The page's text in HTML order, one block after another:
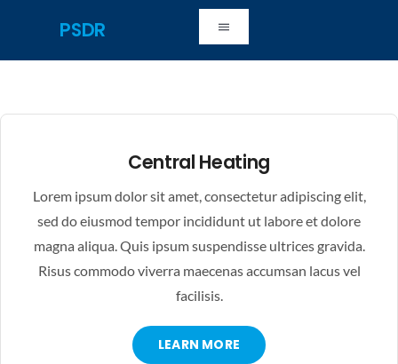
content
PSDR
Toggle
CONTACT US
DONATE
Central Heating
Lorem ipsum dolor sit amet, consectetur adipiscing elit,
sed do eiusmod tempor incididunt ut labore et dolore
magna aliqua. Quis ipsum suspendisse ultrices gravida.
Risus commodo viverra maecenas accumsan lacus vel
facilisis.
LEARN MORE